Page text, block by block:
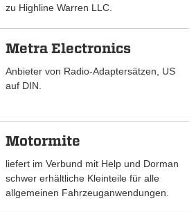
zu Highline Warren LLC.
Metra Electronics
Anbieter von Radio-Adaptersätzen, US
auf DIN.
Motormite
liefert im Verbund mit Help und Dorman
schwer erhältliche Kleinteile für alle
allgemeinen Fahrzeuganwendungen.